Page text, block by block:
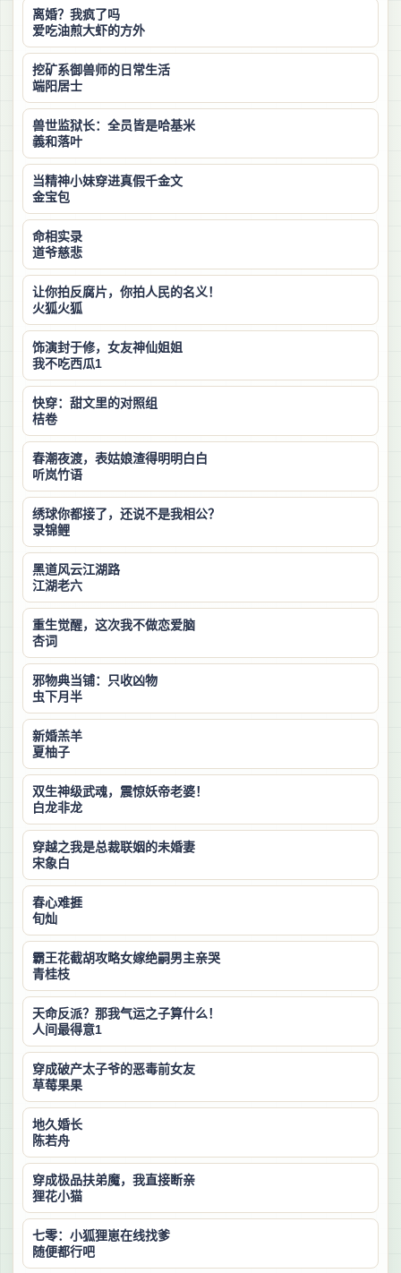
离婚？我疯了吗
爱吃油煎大虾的方外
挖矿系御兽师的日常生活
端阳居士
兽世监狱长：全员皆是哈基米
義和落叶
当精神小妹穿进真假千金文
金宝包
命相实录
道爷慈悲
让你拍反腐片，你拍人民的名义！
火狐火狐
饰演封于修，女友神仙姐姐
我不吃西瓜1
快穿：甜文里的对照组
桔卷
春潮夜渡，表姑娘渣得明明白白
听岚竹语
绣球你都接了，还说不是我相公？
录锦鲤
黑道风云江湖路
江湖老六
重生觉醒，这次我不做恋爱脑
杏词
邪物典当铺：只收凶物
虫下月半
新婚羔羊
夏柚子
双生神级武魂，震惊妖帝老婆！
白龙非龙
穿越之我是总裁联姻的未婚妻
宋象白
春心难捱
旬灿
霸王花截胡攻略女嫁绝嗣男主亲哭
青桂枝
天命反派？那我气运之子算什么！
人间最得意1
穿成破产太子爷的恶毒前女友
草莓果果
地久婚长
陈若舟
穿成极品扶弟魔，我直接断亲
狸花小猫
七零：小狐狸崽在线找爹
随便都行吧